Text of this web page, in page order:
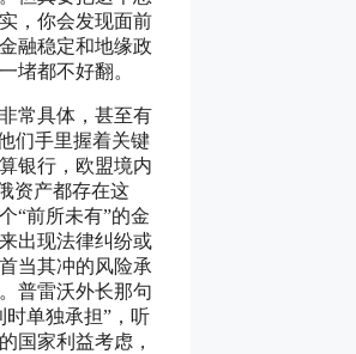
，你会发现面前
融稳定和地缘政
堵都不好翻。
常具体，甚至有
们手里握着关键
银行，欧盟境内
资产都存在这
“前所未有”的金
出现法律纠纷或
当其冲的风险承
普雷沃外长那句
时单独承担”，听
国家利益考虑，